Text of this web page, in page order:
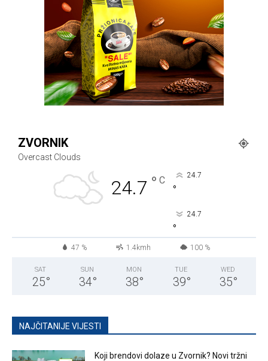
ZVORNIK
Overcast Clouds
24.7 ° C 24.7
°
24.7
°
47 % 1.4kmh 100 %
SAT
25°
SUN
34°
MON
38°
TUE
39°
WED
35°
NAJČITANIJE VIJESTI
Koji brendovi dolaze u Zvornik? Novi tržni